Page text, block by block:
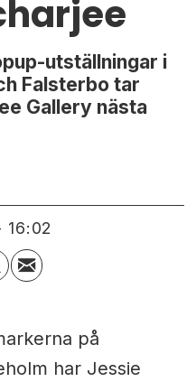
utställningar i
Falsterbo tar
Gallery nästa
16:02
på
har Jessie